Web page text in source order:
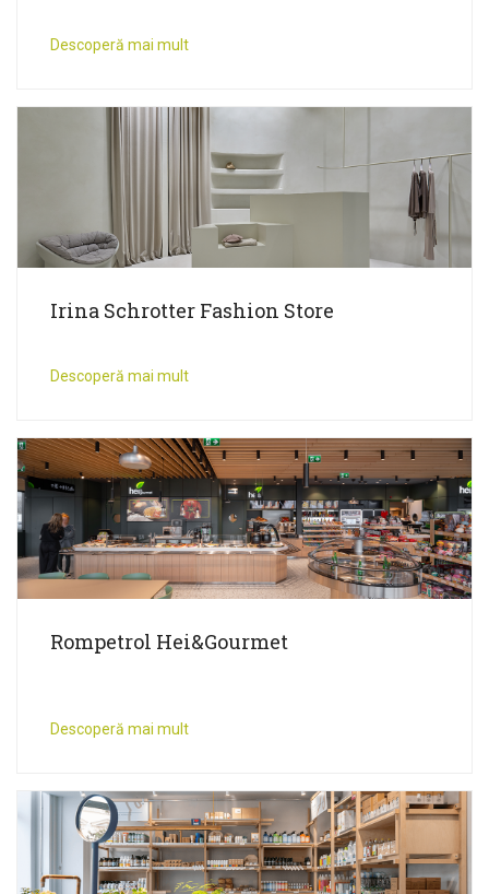
Descoperă mai mult
Irina Schrotter Fashion Store
Descoperă mai mult
Rompetrol Hei&Gourmet
Descoperă mai mult